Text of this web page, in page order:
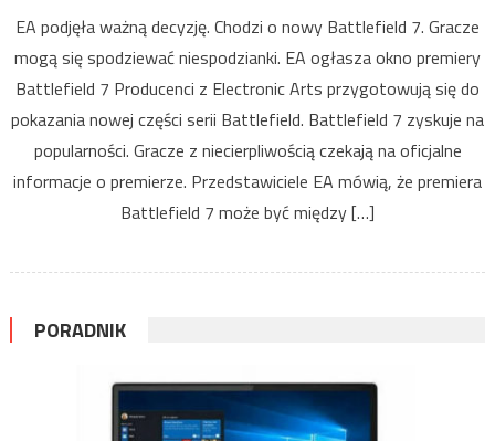
EA podjęła ważną decyzję. Chodzi o nowy Battlefield 7. Gracze
mogą się spodziewać niespodzianki. EA ogłasza okno premiery
Battlefield 7 Producenci z Electronic Arts przygotowują się do
pokazania nowej części serii Battlefield. Battlefield 7 zyskuje na
popularności. Gracze z niecierpliwością czekają na oficjalne
informacje o premierze. Przedstawiciele EA mówią, że premiera
Battlefield 7 może być między […]
PORADNIK